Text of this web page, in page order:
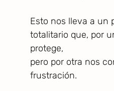
Esto nos lleva a un
totalitario que, por
protege,
pero por otra nos
frustración.